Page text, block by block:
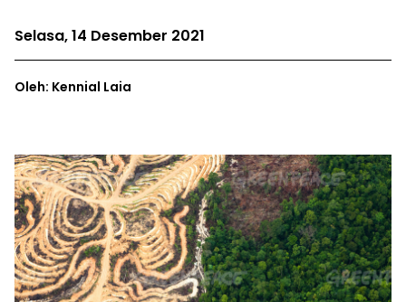
Selasa, 14 Desember 2021
Oleh: Kennial Laia